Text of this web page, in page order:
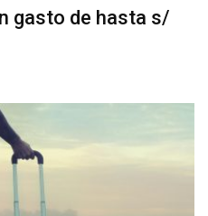
gasto de hasta s/